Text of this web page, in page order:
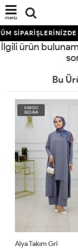
menü
İlgili ürün
Bu
KARGO
BEDAVA
Alya Takım Gri